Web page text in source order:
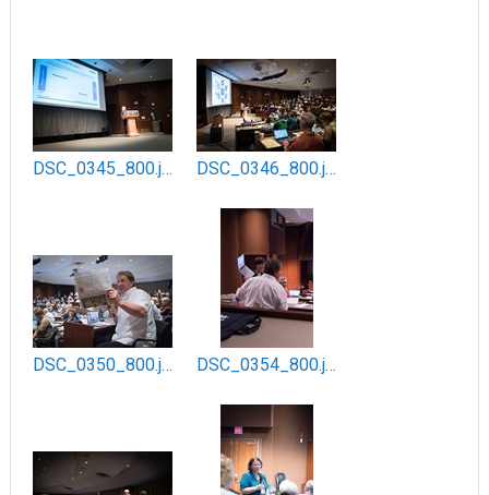
DSC_0345_800.jpg DSC_0346_800.jpg
DSC_0350_800.jpg DSC_0354_800.jpg